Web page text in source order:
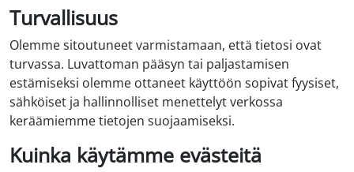
Turvallisuus
Olemme sitoutuneet varmistamaan, että tietosi ovat
turvassa. Luvattoman pääsyn tai paljastamisen
estämiseksi olemme ottaneet käyttöön sopivat fyysiset,
sähköiset ja hallinnolliset menettelyt verkossa
keräämiemme tietojen suojaamiseksi.
Kuinka käytämme evästeitä